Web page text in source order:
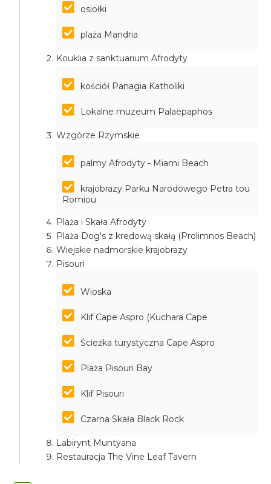
osiołki
plaża Mandria
Kouklia z sanktuarium Afrodyty
kościół Panagia Katholiki
Lokalne muzeum Palaepaphos
Wzgórze Rzymskie
palmy Afrodyty - Miami Beach
krajobrazy Parku Narodowego Petra tou
Romiou
Plaża i Skała Afrodyty
Plaża Dog's z kredową skałą (Prolimnos Beach)
Wiejskie nadmorskie krajobrazy
Pisouri
Wioska
Klif Cape Aspro (Kuchara Cape
Ścieżka turystyczna Cape Aspro
Plaża Pisouri Bay
Klif Pisouri
Czarna Skała Black Rock
Labirynt Muntyana
Restauracja The Vine Leaf Tavern